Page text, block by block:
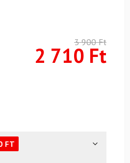
3 900Ft
2 710 Ft
FT